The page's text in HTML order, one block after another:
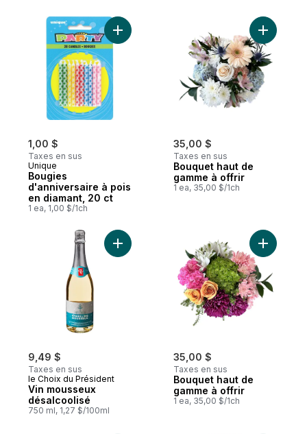
1,00 $
Taxes en sus
Unique
Bougies
d'anniversaire à pois
en diamant, 20 ct
1 ea, 1,00 $/1ch
Ajouter Bougies d'anniversaire à pois en
35,00 $
Taxes en sus
Bouquet haut de
gamme à offrir
1 ea, 35,00 $/1ch
Ajouter
9,49 $
Taxes en sus
le Choix du Président
Vin mousseux
désalcoolisé
750 ml, 1,27 $/100ml
Ajouter Vin mousseux désalcoolisé au
35,00 $
Taxes en sus
Bouquet haut de
gamme à offrir
1 ea, 35,00 $/1ch
Ajouter